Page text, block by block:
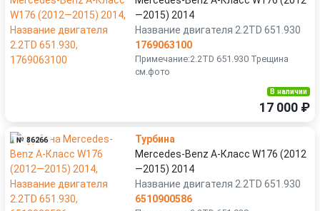
—2015) 2014
Название двигателя 2.2TD 651.930
1769063100
Примечание:2.2TD 651.930 Трещина
см.фото
В наличии
17 000 ₽
№ 86266
Турбина
Mercedes-Benz A-Класс W176 (2012
—2015) 2014
Название двигателя 2.2TD 651.930
6510900586